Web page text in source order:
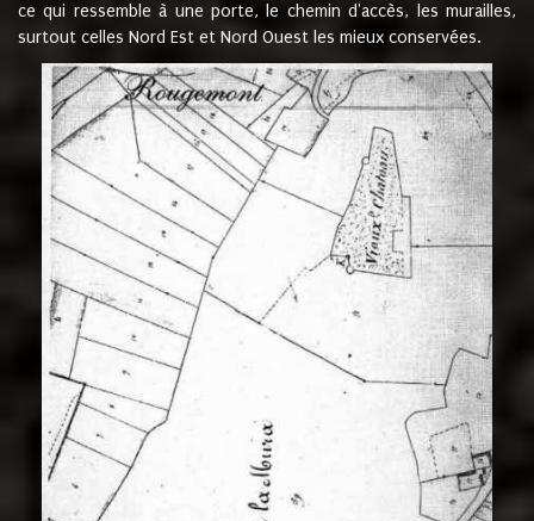
ce qui ressemble à une porte, le chemin d'accès, les murailles,
surtout celles Nord Est et Nord Ouest les mieux conservées.